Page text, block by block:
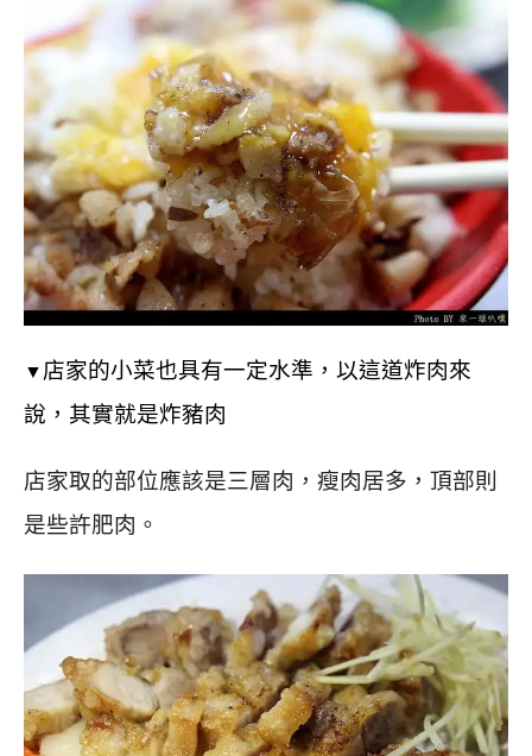
▼ 店家的小菜也具有一定水準， 以這道炸肉來
說，其實就是炸豬肉
店家取的部位應該是三層肉， 瘦肉居多，頂部則
是些許肥肉。